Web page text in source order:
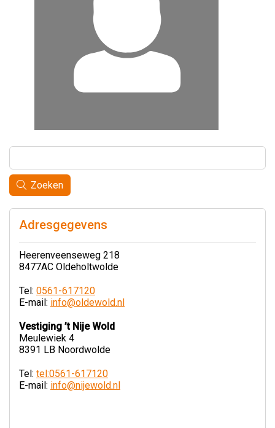
Zoeken
Adresgegevens
Heerenveenseweg 218
8477AC Oldeholtwolde
Tel: 0561-617120
E-mail: info@oldewold.nl
Vestiging ’t Nije Wold
Meulewiek 4
8391 LB Noordwolde
Tel: tel:0561-617120
E-mail: info@nijewold.nl